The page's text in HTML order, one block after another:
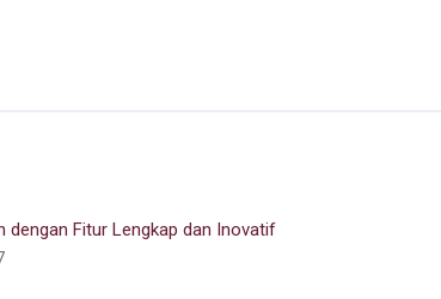
dengan Fitur Lengkap dan Inovatif